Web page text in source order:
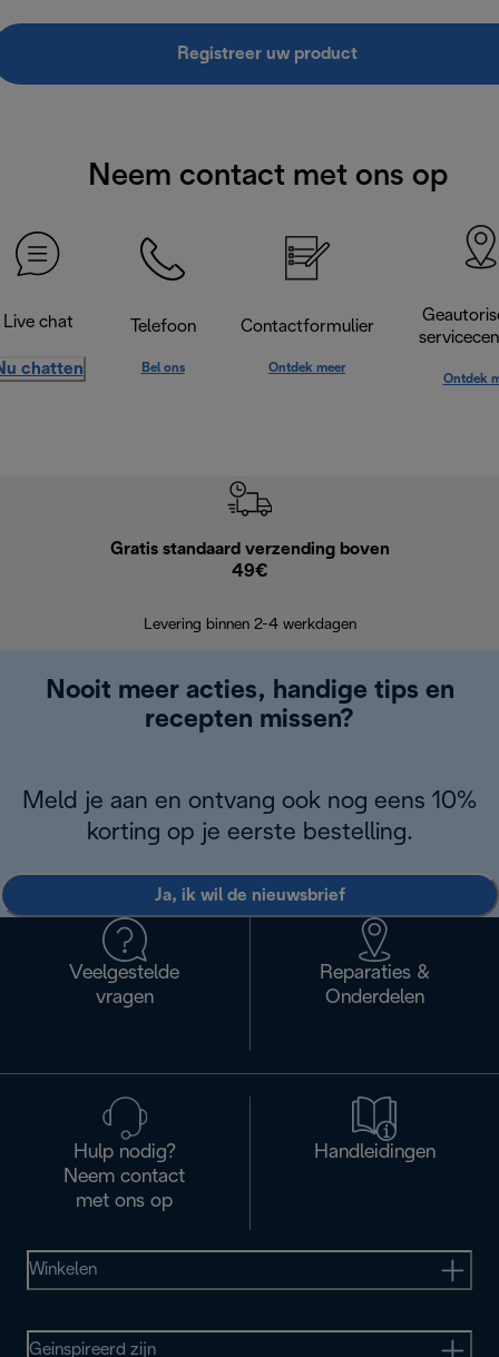
Registreer uw product
Neem contact met ons op
Live chat
chatten
Telefoon
Bel ons
Contactformulier
Ontdek meer
Ontdek
Gratis standaard verzending boven
49€
Levering binnen 2-4 werkdagen
Nooit meer acties, handige tips en
recepten missen?
Meld je aan en ontvang ook nog eens 10%
korting op je eerste bestelling.
Ja, ik wil de nieuwsbrief
Veelgestelde
vragen
Reparaties &
Onderdelen
Hulp nodig?
Neem contact
met ons op
Handleidingen
Winkelen
Geinspireerd zijn